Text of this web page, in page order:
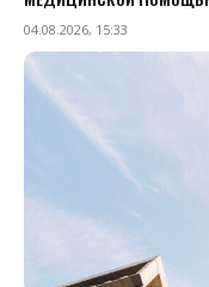
04.08.2026, 15:33